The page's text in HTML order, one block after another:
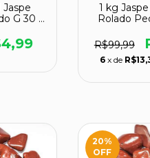
Jaspe
G 30 a
1 kg
Rolado
R$99,99
6 x de
20%
OFF